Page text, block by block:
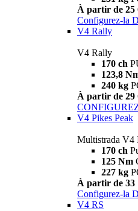
À partir de 25
Configurez-la
V4 Rally
V4 Rally
170 ch
123,8
240 kg
À partir de 29
V4 Pikes Peak
Multistrada V4
170 ch
125 Nm
227 kg
À partir de 33
Configurez-la
V4 RS